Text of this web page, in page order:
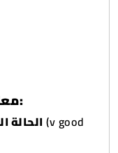
معلومات إضافية وحالة السيارة:
الحالة